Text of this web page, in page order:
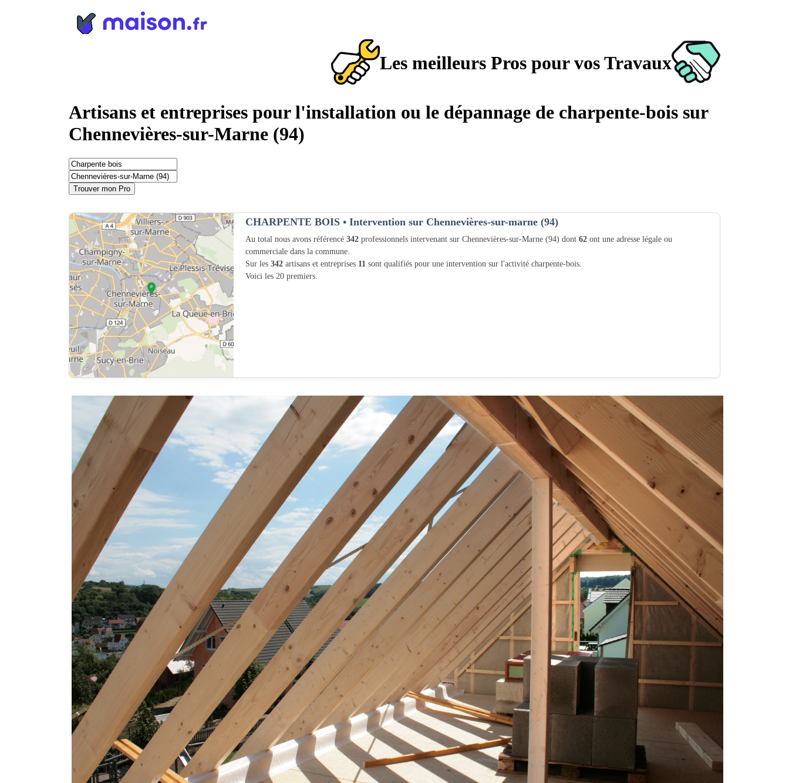
Les meilleurs Pros pour vos Travaux
Artisans et entreprises pour l'installation ou le dépannage de charpente-bois sur
Chennevières-sur-Marne (94)
Trouver mon Pro
CHARPENTE BOIS • Intervention sur Chennevières-sur-marne (94)
Au total nous avons référencé 342 professionnels intervenant sur Chennevières-sur-Marne (94) dont 62 ont une adresse légale ou
commerciale dans la commune.
Sur les 342 artisans et entreprises 11 sont qualifiés pour une intervention sur l'activité charpente-bois.
Voici les 20 premiers.